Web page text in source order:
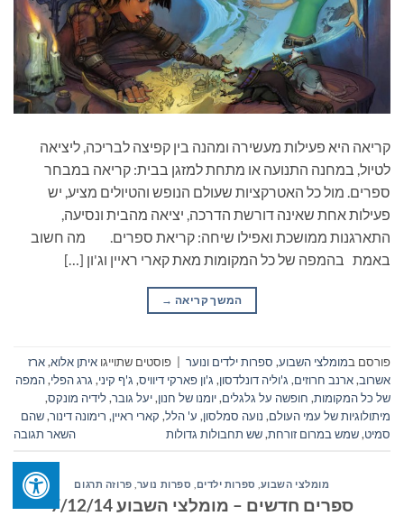
קריאה היא פעילות מעשירה ומהנה בין קפיצה לבריכה, ליציאה
לטיול, במחנה התנועה או מתחת למזגן בבית: קריאה במבחר
ספרים. מול כל האטרקציות שעולם הנופש והטיולים מציע, יש
פעילות אחת שאינה דורשת הדרכה, יציאה מהבית ונסיעה,
התארגנות ממושכת ואפילו שיחה: קריאת ספרים. מה חשוב
באמת בהמפה של כל המקומות מאת קארי ראיין וג'ון […]
המשך קריאה →
פורסם במומלצי השבוע, ספרות ילדים ונוער פוסטים שתוייגו איתן אלוא,ארז
אשרוב,ארנב חרוזים, ג'וליה דונלדסון, ג'ון פארקי דיוויס, ג'ף קיני, גרג הפלי,המפה
של כל המקומות, חופשה על גלגלים,יומנו של חנון,יעל גובר,לידיה מונקס,
מיתולוגיות של עמי העולם, נועה סמלסון, ע' הלל, קארי ראיין, רימונה דינור,שהם
סמיט,שמש במרום זורחת,שש תחבולות גדולות השאר תגובה
מומלצי השבוע ספרות ילדים ספרות נוער פרוזה תרגום
ספרים חדשים – מומלצי השבוע 7/12/14